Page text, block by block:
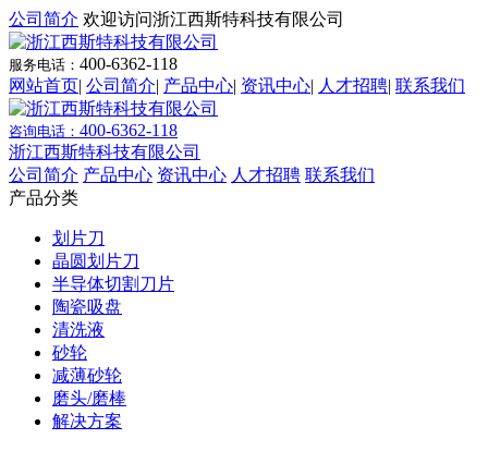
公司简介 欢迎访问浙江西斯特科技有限公司
服务电话： 400-6362-118
网站首页| 公司简介| 产品中心| 资讯中心| 人才招聘| 联系我们
咨询电话： 400-6362-118
浙江西斯特科技有限公司
公司简介 产品中心 资讯中心 人才招聘 联系我们
产品分类
划片刀
晶圆划片刀
半导体切割刀片
陶瓷吸盘
清洗液
砂轮
减薄砂轮
磨头/磨棒
解决方案